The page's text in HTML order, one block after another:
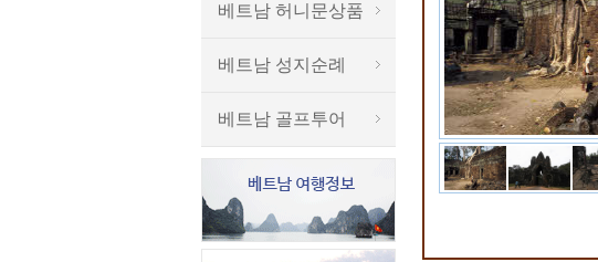
베트남 허니문상품
베트남 성지순례
베트남 골프투어